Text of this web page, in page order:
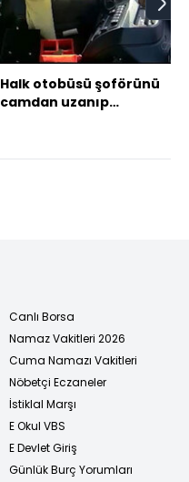
Halk otobüsü şoförünü
camdan uzanıp
Canlı Borsa
Namaz Vakitleri 2026
Cuma Namazı Vakitleri
Nöbetçi Eczaneler
İstiklal Marşı
E Okul VBS
E Devlet Giriş
Günlük Burç Yorumları